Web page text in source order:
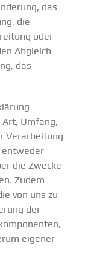
das
die
oder
Abgleich
das
Umfang,
Verarbeitung
entweder
die Zwecke
Zudem
von uns zu
der
eigener